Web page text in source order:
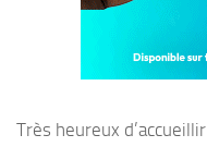
Très heureux